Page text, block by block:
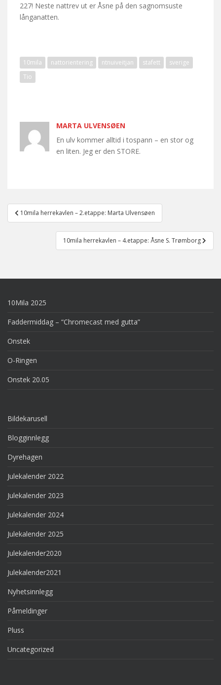
227! Neste nattrev ut er Åsne på den sagnomsuste
långanatten.
10mila nattorientering ntnuiveitjan stafett
sverige
Tio
MARTA ULVENSØEN
En ulv kommer alltid i tospann – en stor og
en liten. Jeg er den STORE.
Post
navigation
10mila herrekavlen – 2.etappe: Marta Ulvensøen
10mila herrekavlen – 4.etappe: Åsne S. Trømborg
10Mila 2025
Faddermiddag – “Chromecast med gutta”
Onstek
O-Ringen
Onstek 20.05
Bildekarusell
Blogginnlegg
Dyrehagen
Julekalender 2022
Julekalender 2023
Julekalender 2024
Julekalender 2025
Julekalender2020
Julekalender2021
Nyhetsinnlegg
Påmeldinger
Pluss
Uncategorized